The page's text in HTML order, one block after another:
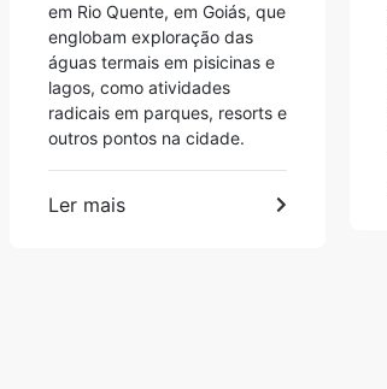
em Rio Quente, em Goiás, que
englobam exploração das
águas termais em pisicinas e
lagos, como atividades
radicais em parques, resorts e
outros pontos na cidade.
Ler mais